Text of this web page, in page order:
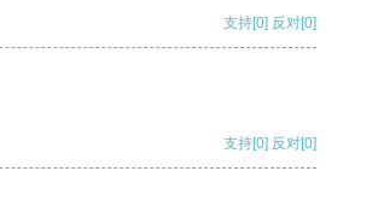
支持[0] 反对[0]
支持[0] 反对[0]